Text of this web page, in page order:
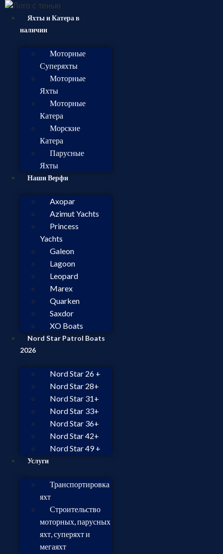
Яхты и Катера в
наличии
Моторные
Суперяхты
Моторные
Яхты
Моторные
Катера
Морские
Катера
Парусные
Яхты
Наши Верфи
Axopar
Azimut Yachts
Princess
Yachts
Galeon
Lagoon
Leopard
Marex
Quarken
Saxdor
XO Boats
Nord Star Patrol Boats
2026
Nord Star 26 +
Nord Star 28+
Nord Star 31+
Nord Star 33+
Nord Star 36+
Nord Star 42+
Nord Star 49 +
Услуги
Транспортировка
яхт
Строительство
моторных, парусных
яхт, суперяхт и
мегаяхт